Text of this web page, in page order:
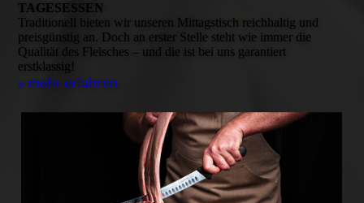
TAGESESSEN
Traditionell bieten wir unseren Mittagstisch reichhaltig und
preisgünstig an. Doch an erster Stelle steht wie immer die
Qualität des Fleisches – und die ist bei uns garantiert
erstklassig!
» mehr erfahren